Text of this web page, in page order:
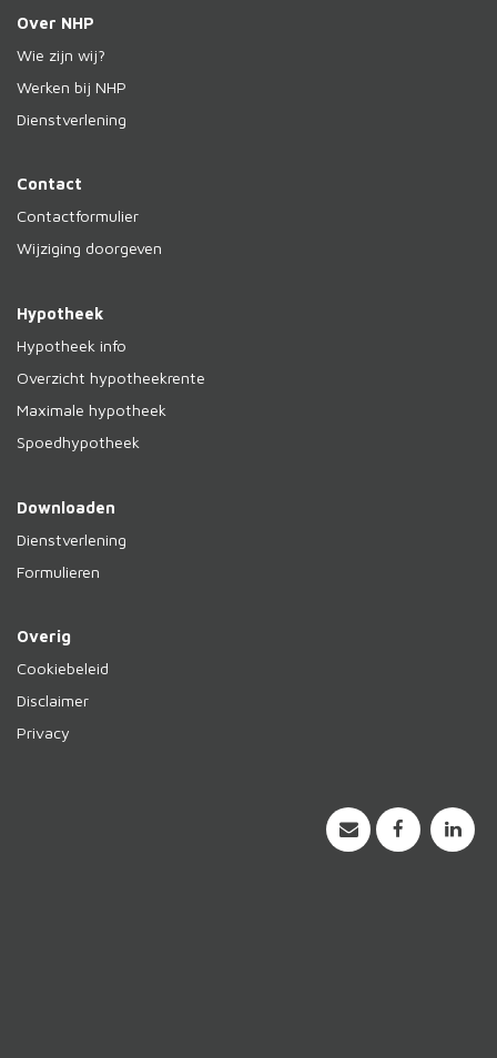
Over NHP
Wie zijn wij?
Werken bij NHP
Dienstverlening
Contact
Contactformulier
Wijziging doorgeven
Hypotheek
Hypotheek info
Overzicht hypotheekrente
Maximale hypotheek
Spoedhypotheek
Downloaden
Dienstverlening
Formulieren
Overig
Cookiebeleid
Disclaimer
Privacy